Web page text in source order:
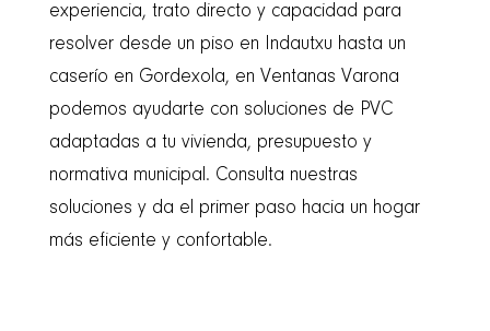
experiencia, trato directo y capacidad para
resolver desde un piso en Indautxu hasta un
caserío en Gordexola, en Ventanas Varona
podemos ayudarte con soluciones de PVC
adaptadas a tu vivienda, presupuesto y
normativa municipal. Consulta nuestras
soluciones y da el primer paso hacia un hogar
más eficiente y confortable.